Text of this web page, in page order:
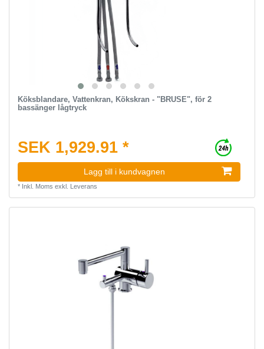
Köksblandare, Vattenkran, Kökskran - "BRUSE", för 2
bassänger lågtryck
SEK 1,929.91 *
Lagg till i kundvagnen
* Inkl. Moms exkl. Leverans